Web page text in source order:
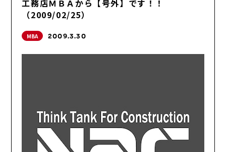
工務店ＭＢＡから【号外】です！！
（2009/02/25）
MBA 2009.3.30